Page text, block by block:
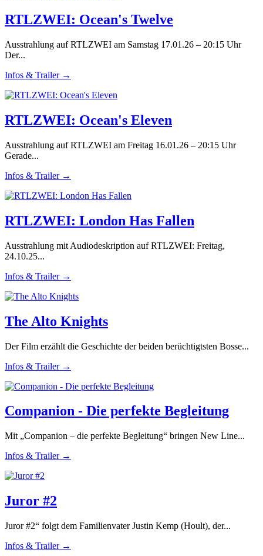
RTLZWEI: Ocean's Twelve
Ausstrahlung auf RTLZWEI am Samstag 17.01.26 – 20:15 Uhr
Der...
Infos & Trailer →
RTLZWEI: Ocean's Eleven
Ausstrahlung auf RTLZWEI am Freitag 16.01.26 – 20:15 Uhr
Gerade...
Infos & Trailer →
RTLZWEI: London Has Fallen
Ausstrahlung mit Audiodeskription auf RTLZWEI: Freitag,
24.10.25...
Infos & Trailer →
The Alto Knights
Der Film erzählt die Geschichte der beiden berüchtigtsten Bosse...
Infos & Trailer →
Companion - Die perfekte Begleitung
Mit „Companion – die perfekte Begleitung“ bringen New Line...
Infos & Trailer →
Juror #2
Juror #2“ folgt dem Familienvater Justin Kemp (Hoult), der...
Infos & Trailer →